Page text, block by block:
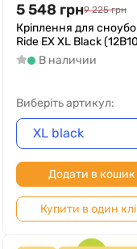
5 548 грн9 225 грн
Кріплення для
Ride EX XL Black
В наличии
Виберіть артикул:
XL black
Додати в кошик
Купити в один